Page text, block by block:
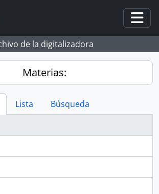
de la digitalizadora
Materias:
Lista
Búsqueda